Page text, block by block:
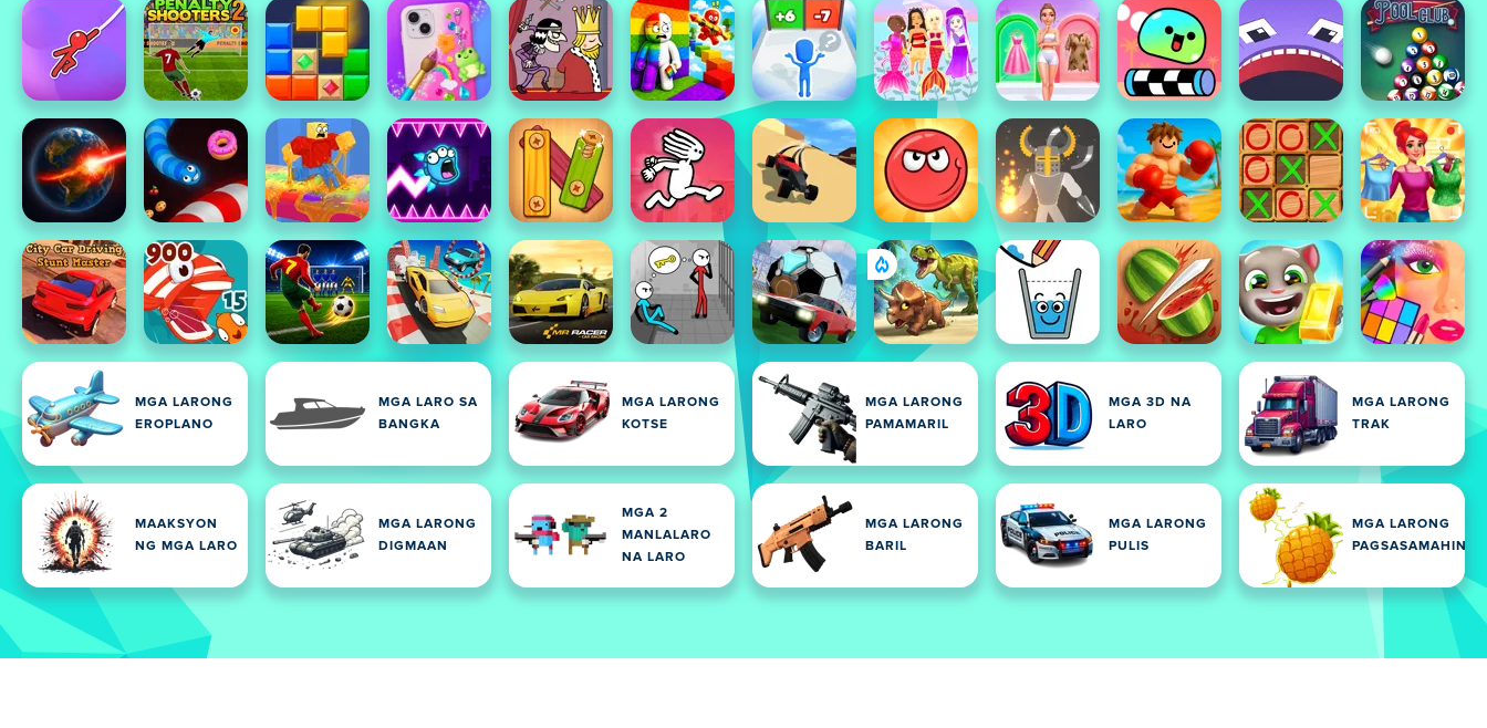
MGA LARONG
EROPLANO
MGA LARO SA
BANGKA
MGA LARONG
KOTSE
MGA LARONG
PAMAMARIL
MGA 3D NA
LARO
MGA LARONG
TRAK
MAAKSYON
NG MGA LARO
MGA LARONG
DIGMAAN
MGA 2
MANLALARO
NA LARO
MGA LARONG
BARIL
MGA LARONG
PULIS
MGA LARONG
PAGSASAMAHIN